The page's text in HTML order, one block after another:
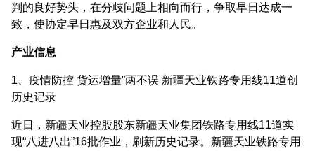
判的良好势头，在分歧问题上相向而行，争取早日达成一
致，使协定早日惠及双方企业和人民。
产业信息
1、疫情防控 货运增量”两不误 新疆天业铁路专用线11道创
历史记录
近日，新疆天业控股股东新疆天业集团铁路专用线11道实
现“八进八出”16批作业，刷新历史记录。新疆天业铁路专用